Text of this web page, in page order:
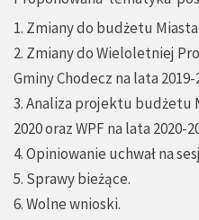
1. Zmiany do budżetu Miasta
2. Zmiany do Wieloletniej
Gminy Chodecz na lata 2019-
3. Analiza projektu budżetu
2020 oraz WPF na lata 2020-
4. Opiniowanie uchwał na
5. Sprawy bieżące.
6. Wolne wnioski.